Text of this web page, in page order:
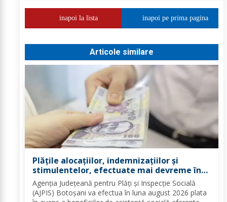
inapoi la lista inapoi pe prima pagina
Articole similare
Plățile alocațiilor, indemnizațiilor și
stimulentelor, efectuate mai devreme în
luna august 2026
Agenția Județeană pentru Plăți și Inspecție Socială
(AJPIS) Botoșani va efectua în luna august 2026 plata